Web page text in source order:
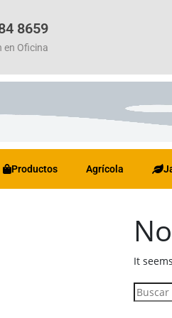
8659
en Oficina
Productos Agrícola
It